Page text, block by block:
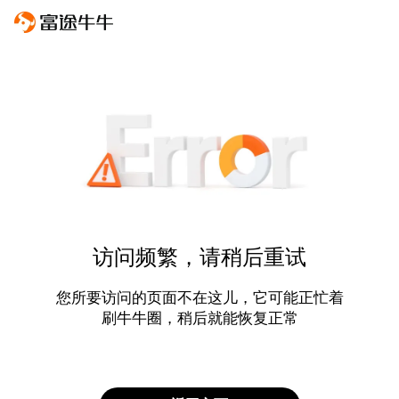
访问频繁，请稍后重试
您所要访问的页面不在这儿，它可能正忙着
刷牛牛圈，稍后就能恢复正常